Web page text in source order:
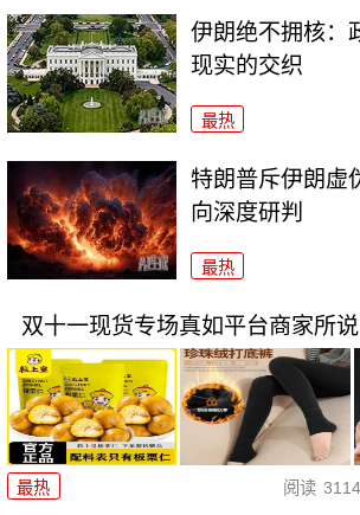
伊朗绝不拥核：
现实的交织
最热
特朗普斥伊朗虚
向深度研判
最热
双十一现货专场真如平台商家所说
最热 阅读